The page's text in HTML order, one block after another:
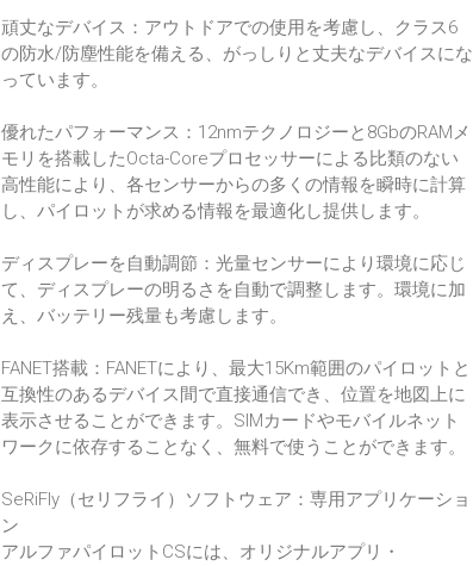
頑丈なデバイス：アウトドアでの使用を考慮し、クラス6
の防水/防塵性能を備える、がっしりと丈夫なデバイスにな
っています。
優れたパフォーマンス：12nmテクノロジーと8GbのRAMメ
モリを搭載したOcta-Coreプロセッサーによる比類のない
高性能により、各センサーからの多くの情報を瞬時に計算
し、パイロットが求める情報を最適化し提供します。
ディスプレーを自動調節：光量センサーにより環境に応じ
て、ディスプレーの明るさを自動で調整します。環境に加
え、バッテリー残量も考慮します。
FANET搭載：FANETにより、最大15Km範囲のパイロットと
互換性のあるデバイス間で直接通信でき、位置を地図上に
表示させることができます。SIMカードやモバイルネット
ワークに依存することなく、無料で使うことができます。
SeRiFly（セリフライ）ソフトウェア：専用アプリケーショ
ン
アルファパイロットCSには、オリジナルアプリ・